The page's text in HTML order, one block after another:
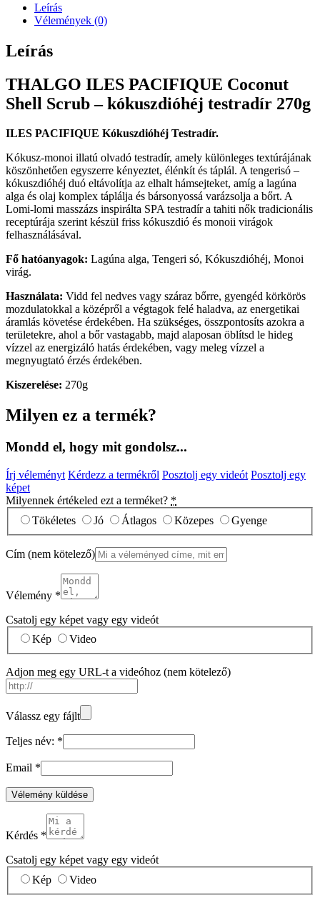
Leírás
Vélemények (0)
Leírás
THALGO ILES PACIFIQUE Coconut
Shell Scrub – kókuszdióhéj testradír 270g
ILES PACIFIQUE Kókuszdióhéj Testradír.
Kókusz-monoi illatú olvadó testradír, amely különleges textúrájának
köszönhetően egyszerre kényeztet, élénkít és táplál. A tengerisó –
kókuszdióhéj duó eltávolítja az elhalt hámsejteket, amíg a lagúna
alga és olaj komplex táplálja és bársonyossá varázsolja a bőrt. A
Lomi-lomi masszázs inspirálta SPA testradír a tahiti nők tradicionális
receptúrája szerint készül friss kókuszdió és monoii virágok
felhasználásával.
Fő hatóanyagok: Lagúna alga, Tengeri só, Kókuszdióhéj, Monoi
virág.
Használata: Vidd fel nedves vagy száraz bőrre, gyengéd körkörös
mozdulatokkal a középről a végtagok felé haladva, az energetikai
áramlás követése érdekében. Ha szükséges, összpontosíts azokra a
területekre, ahol a bőr vastagabb, majd alaposan öblítsd le hideg
vízzel az energizáló hatás érdekében, vagy meleg vízzel a
megnyugtató érzés érdekében.
Kiszerelése: 270g
Milyen ez a termék?
Mondd el, hogy mit gondolsz...
Írj véleményt Kérdezz a termékről Posztolj egy videót Posztolj egy
képet
Milyennek értékeled ezt a terméket? *
Tökéletes
Jó Átlagos Közepes Gyenge
Cím (nem kötelező)
Vélemény *
Csatolj egy képet vagy egy videót
Kép
Video
Adjon meg egy URL-t a videóhoz (nem kötelező)
Válassz egy fájlt
Teljes név: *
Email *
Vélemény küldése
Kérdés *
Csatolj egy képet vagy egy videót
Kép
Video